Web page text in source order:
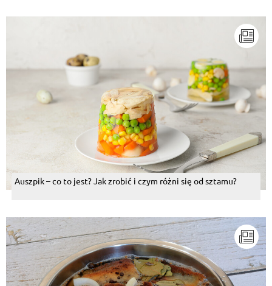
Auszpik – co to jest? Jak zrobić i czym różni się od sztamu?